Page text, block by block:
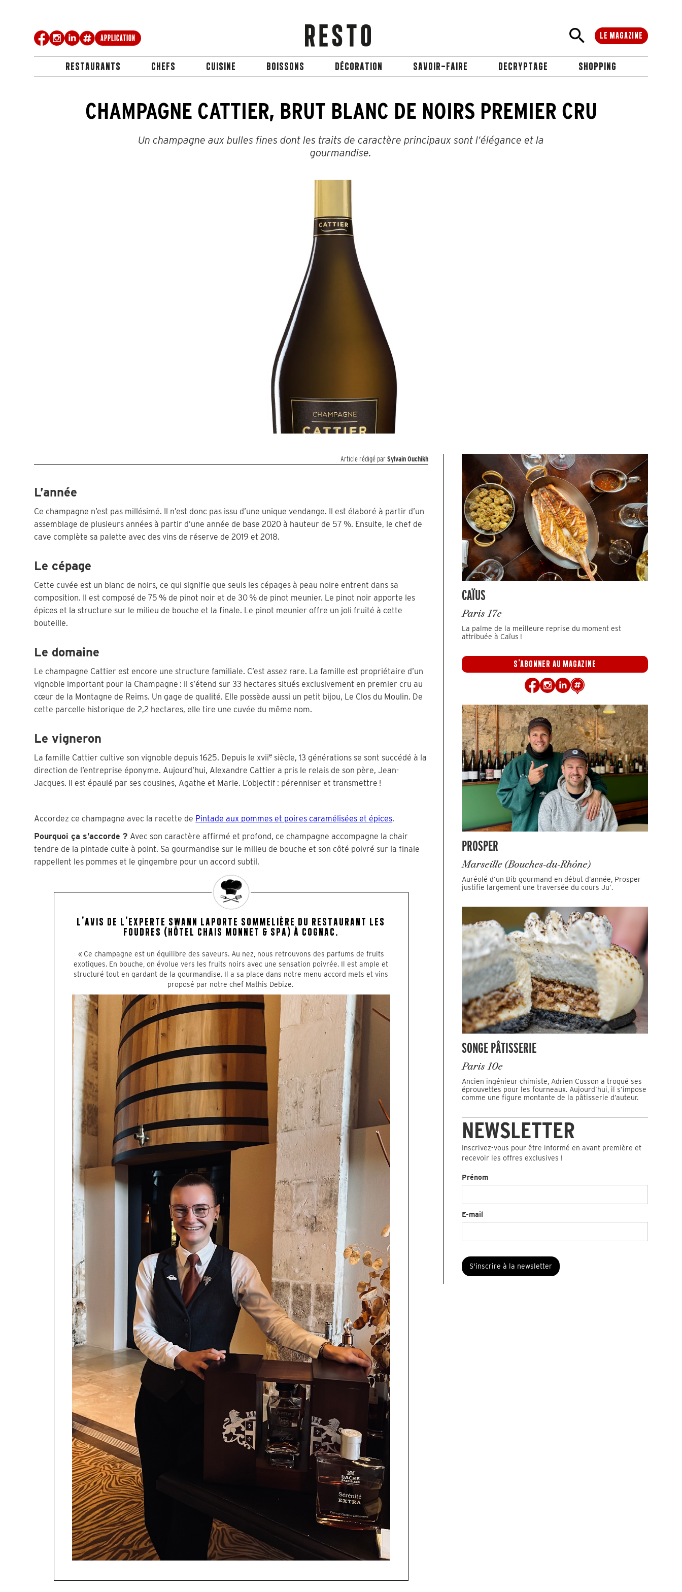
Application LE MAGAZINE
RESTAURANTS CHEFS CUISINE BOISSONS DÉCORATION SAVOIR-FAIRE DECRYPTAGE SHOPPING
CHAMPAGNE CATTIER, BRUT BLANC DE NOIRS PREMIER CRU
Un champagne aux bulles fines dont les traits de caractère principaux sont l’élégance et la
gourmandise.
Article rédigé par Sylvain Ouchikh
L’année
Ce champagne n’est pas millésimé. Il n’est donc pas issu d’une unique vendange. Il est élaboré à partir d’un
assemblage de plusieurs années à partir d’une année de base 2020 à hauteur de 57 %. Ensuite, le chef de
cave complète sa palette avec des vins de réserve de 2019 et 2018.
Le cépage
Cette cuvée est un blanc de noirs, ce qui signifie que seuls les cépages à peau noire entrent dans sa
composition. Il est composé de 75 % de pinot noir et de 30 % de pinot meunier. Le pinot noir apporte les
épices et la structure sur le milieu de bouche et la finale. Le pinot meunier offre un joli fruité à cette
bouteille.
Le domaine
Le champagne Cattier est encore une structure familiale. C’est assez rare. La famille est propriétaire d’un
vignoble important pour la Champagne : il s’étend sur 33 hectares situés exclusivement en premier cru au
cœur de la Montagne de Reims. Un gage de qualité. Elle possède aussi un petit bijou, Le Clos du Moulin. De
cette parcelle historique de 2,2 hectares, elle tire une cuvée du même nom.
Le vigneron
La famille Cattier cultive son vignoble depuis 1625. Depuis le xviie siècle, 13 générations se sont succédé à la
direction de l’entreprise éponyme. Aujourd’hui, Alexandre Cattier a pris le relais de son père, Jean-
Jacques. Il est épaulé par ses cousines, Agathe et Marie. L’objectif : pérenniser et transmettre !
Accordez ce champagne avec la recette de Pintade aux pommes et poires caramélisées et épices.
Pourquoi ça s’accorde? Avec son caractère affirmé et profond, ce champagne accompagne la chair
tendre de la pintade cuite à point. Sa gourmandise sur le milieu de bouche et son côté poivré sur la finale
rappellent les pommes et le gingembre pour un accord subtil.
L’AVIS DE L’EXPERTE SWANN LAPORTE SOMMELIÈRE DU RESTAURANT LES
FOUDRES (HÔTEL CHAIS MONNET & SPA) À COGNAC.
« Ce champagne est un équilibre des saveurs. Au nez, nous retrouvons des parfums de fruits
exotiques. En bouche, on évolue vers les fruits noirs avec une sensation poivrée. Il est ample et
structuré tout en gardant de la gourmandise. Il a sa place dans notre menu accord mets et vins
proposé par notre chef Mathis Debize.
CAÏUS
Paris 17e
La palme de la meilleure reprise du moment est
attribuée à Caïus !
S'ABONNER AU MAGAZINE
PROSPER
Marseille (Bouches-du-Rhône)
Auréolé d’un Bib gourmand en début d’année, Prosper
justifie largement une traversée du cours Ju’.
SONGE PÂTISSERIE
Paris 10e
Ancien ingénieur chimiste, Adrien Cusson a troqué ses
éprouvettes pour les fourneaux. Aujourd’hui, il s’impose
comme une figure montante de la pâtisserie d’auteur.
NEWSLETTER
Inscrivez-vous pour être informé en avant première et
recevoir les offres exclusives !
Prénom
E-mail